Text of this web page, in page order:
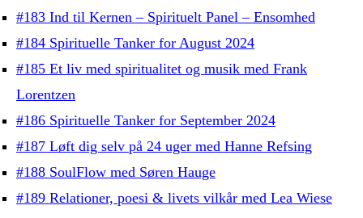
#183 Ind til Kernen – Spirituelt Panel – Ensomhed
#184 Spirituelle Tanker for August 2024
#185 Et liv med spiritualitet og musik med Frank
Lorentzen
#186 Spirituelle Tanker for September 2024
#187 Løft dig selv på 24 uger med Hanne Refsing
#188 SoulFlow med Søren Hauge
#189 Relationer, poesi & livets vilkår med Lea Wiese